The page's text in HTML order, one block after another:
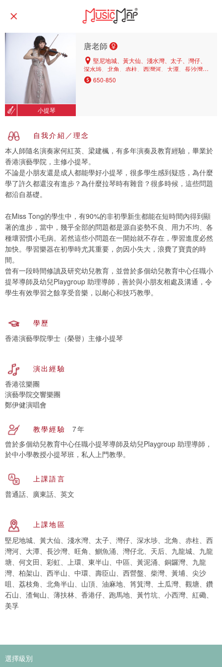
小提琴
唐老師
堅尼地城、黃大仙、淺水灣、太子、灣仔、
深水埗、北角、赤柱、西灣河、大潭、長沙灣、
旺角、鰂魚涌、灣仔北、天后、九龍城、九龍
塘、何文田、彩虹、上環、東半山、中區、黃泥
650-850
自我介紹／理念
本人師隨名演奏家何紅英、梁建楓，有多年演奏及教育經驗，畢業於
香港演藝學院，主修小提琴。
不論是小朋友還是成人都能學好小提琴，很多學生感到疑惑，為什麼
學了許久都還沒有進步？為什麼拉琴時有雜音？很多時候，這些問題
都沿自基礎。
在Miss Tong的學生中，有90%的非初學新生都能在短時間內得到顯
著的進步，當中，幾乎全部的問題都是源自姿勢不良、用力不均、各
種壞習慣小毛病。若然這些小問題在一開始就不存在，學習進度必然
加快。學習樂器在初學時尤其重要，勿因小失大，浪費了寶貴的時
間。
曾有一段時間修讀及研究幼兒教育，並曾於多個幼兒教育中心任職小
提琴導師及幼兒Playgroup 助理導師，善於與小朋友相處及溝通，令
學生有效學習之餘享受音樂，以耐心和技巧教學。
學歷
香港演藝學院學士（榮譽）主修小提琴
演出經驗
香港弦樂團
演藝學院交響樂團
鄭伊健演唱會
教學經驗
7年
曾於多個幼兒教育中心任職小提琴導師及幼兒Playgroup 助理導師，
於中小學教授小提琴班，私人上門教學。
上課語言
普通話、廣東話、英文
上課地區
堅尼地城、黃大仙、淺水灣、太子、灣仔、深水埗、北角、赤柱、西
灣河、大潭、長沙灣、旺角、鰂魚涌、灣仔北、天后、九龍城、九龍
塘、何文田、彩虹、上環、東半山、中區、黃泥涌、銅鑼灣、九龍
灣、柏架山、西半山、中環、壽臣山、西營盤、柴灣、黃埔、尖沙
咀、荔枝角、北角半山、山頂、油麻地、筲箕灣、土瓜灣、觀塘、鑽
石山、渣甸山、薄扶林、香港仔、跑馬地、黃竹坑、小西灣、紅磡、
美孚
選擇級別